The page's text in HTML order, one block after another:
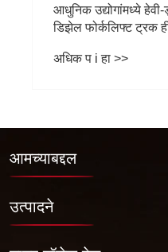
आमच्याबद्दल
उत्पादने